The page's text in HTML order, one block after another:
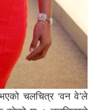
चलचित्र ‘वन वे’ले